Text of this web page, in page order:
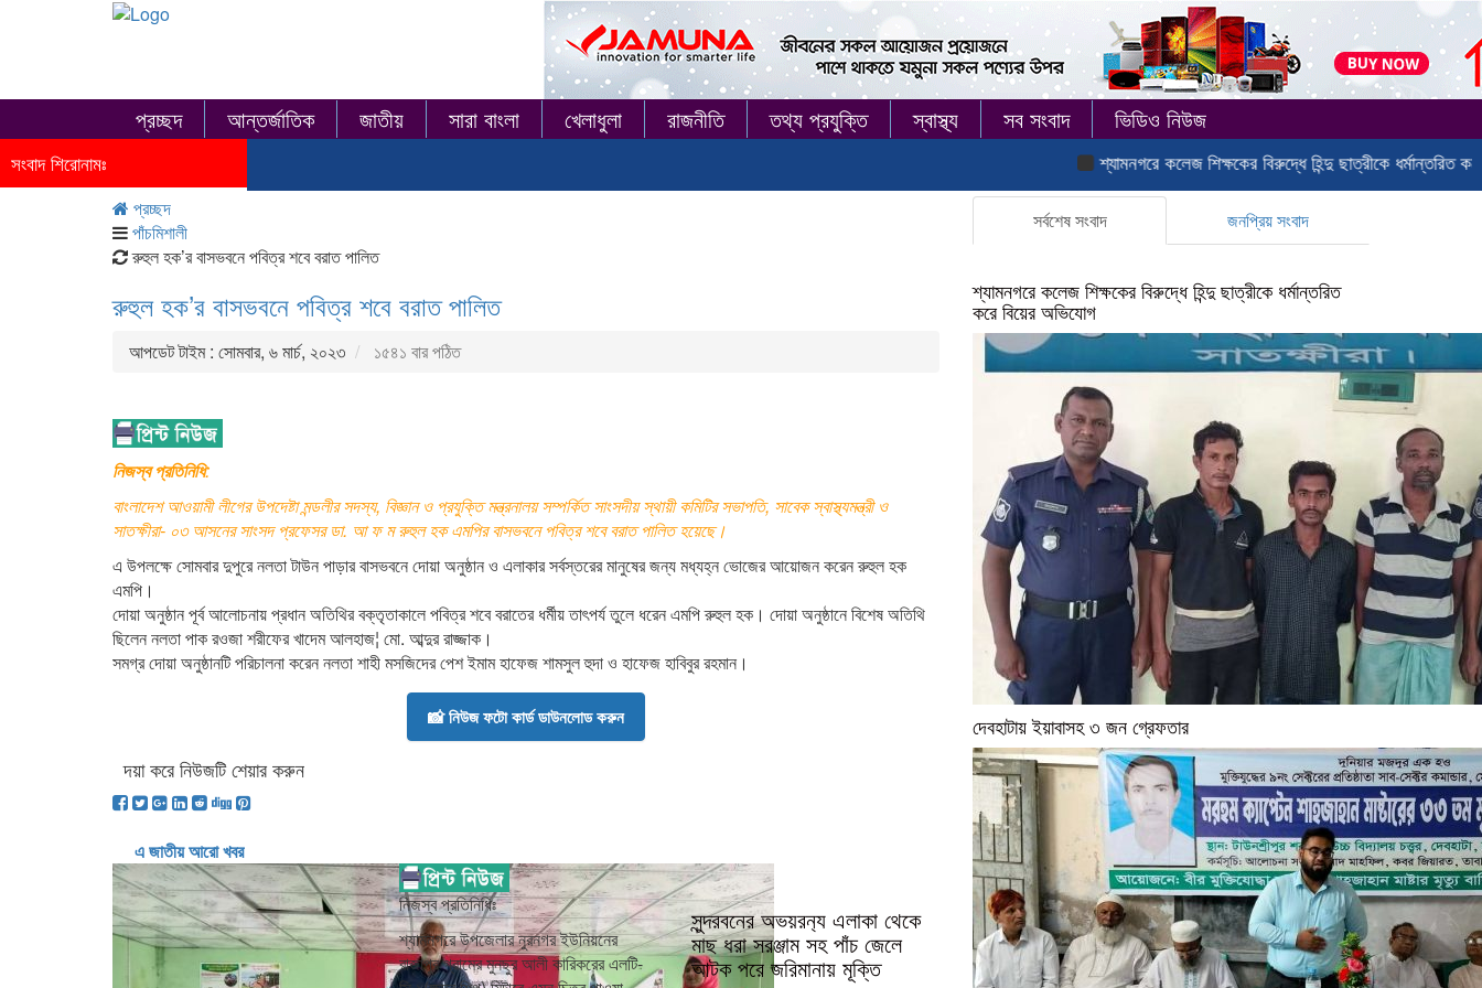
প্রচ্ছদ আন্তর্জাতিক জাতীয় সারা বাংলা খেলাধুলা রাজনীতি তথ্য প্রযুক্তি স্বাস্থ্য সব সংবাদ ভিডিও নিউজ
সংবাদ শিরোনামঃ শ্যামনগরে কলেজ শিক্ষকের বিরুদ্ধে হিন্দু ছাত্রীকে ধর্মান্তরিত করে বিয়ের
প্রচ্ছদ
পাঁচমিশালী
রুহুল হক’র বাসভবনে পবিত্র শবে বরাত পালিত
রুহুল হক’র বাসভবনে পবিত্র শবে বরাত পালিত
আপডেট টাইম : সোমবার, ৬ মার্চ, ২০২৩ ১৫৪১ বার পঠিত
নিজস্ব প্রতিনিধি:
বাংলাদেশ আওয়ামী লীগের উপদেষ্টা মন্ডলীর সদস্য, বিজ্ঞান ও প্রযুক্তি মন্ত্রনালয় সম্পর্কিত সাংসদীয় স্থায়ী কমিটির সভাপতি, সাবেক স্বাস্থ্যমন্ত্রী ও
সাতক্ষীরা- ০৩ আসনের সাংসদ প্রফেসর ডা. আ ফ ম রুহুল হক এমপির বাসভবনে পবিত্র শবে বরাত পালিত হয়েছে।
এ উপলক্ষে সোমবার দুপুরে নলতা টাউন পাড়ার বাসভবনে দোয়া অনুষ্ঠান ও এলাকার সর্বস্তরের মানুষের জন্য মধ্যহ্ন ভোজের আয়োজন করেন রুহুল হক
এমপি।
দোয়া অনুষ্ঠান পূর্ব আলোচনায় প্রধান অতিথির বক্তৃতাকালে পবিত্র শবে বরাতের ধর্মীয় তাৎপর্য তুলে ধরেন এমপি রুহুল হক। দোয়া অনুষ্ঠানে বিশেষ অতিথি
ছিলেন নলতা পাক রওজা শরীফের খাদেম আলহাজ¦ মো. আব্দুর রাজ্জাক।
সমগ্র দোয়া অনুষ্ঠানটি পরিচালনা করেন নলতা শাহী মসজিদের পেশ ইমাম হাফেজ শামসুল হুদা ও হাফেজ হাবিবুর রহমান।
📸 নিউজ ফটো কার্ড ডাউনলোড করুন
দয়া করে নিউজটি শেয়ার করুন
এ জাতীয় আরো খবর
নিজস্ব প্রতিনিধিঃ
শ্যামনগরে উপজেলার নুরনগর ইউনিয়নের
রাজাপুর গ্রামের মুনছুর আলী কারিকরের এলটি-
সুন্দরবনের অভয়রন‍্য এলাকা থেকে
মাছ ধরা সরঞ্জাম সহ পাঁচ জেলে
আটক পরে জরিমানায় মূক্তি
সর্বশেষ সংবাদ জনপ্রিয় সংবাদ
শ্যামনগরে কলেজ শিক্ষকের বিরুদ্ধে হিন্দু ছাত্রীকে ধর্মান্তরিত
করে বিয়ের অভিযোগ
দেবহাটায় ইয়াবাসহ ৩ জন গ্রেফতার